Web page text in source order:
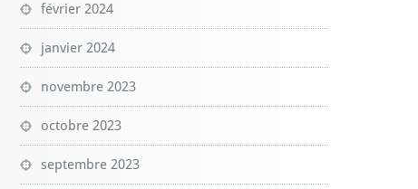
février 2024
janvier 2024
novembre 2023
octobre 2023
septembre 2023